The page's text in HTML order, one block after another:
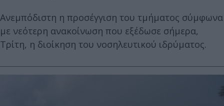
Ανεμπόδιστη η προσέγγιση του τμήματος σύμφωνα
με νεότερη ανακοίνωση που εξέδωσε σήμερα,
Τρίτη, η διοίκηση του νοσηλευτικού ιδρύματος.